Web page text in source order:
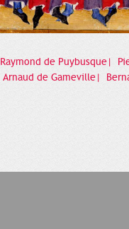
Raymond de Puybusque|
Arnaud de Gameville|